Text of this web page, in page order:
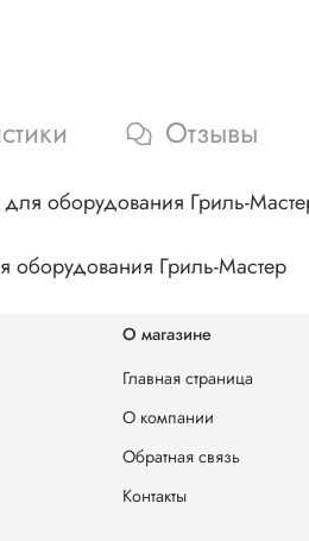
Отзывы
оборудования Гриль-
оборудования Гриль-Мастер
О магазине
Главная страница
О компании
Обратная связь
Контакты